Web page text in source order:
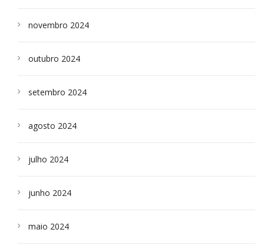
novembro 2024
outubro 2024
setembro 2024
agosto 2024
julho 2024
junho 2024
maio 2024